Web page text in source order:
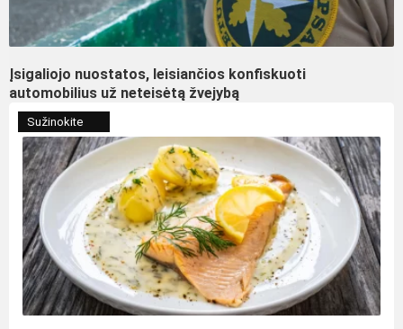
Įsigaliojo nuostatos, leisiančios konfiskuoti
automobilius už neteisėtą žvejybą
Sužinokite